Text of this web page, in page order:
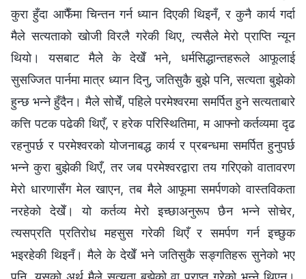
कुरा हुँदा आफैँमा चिन्तन गर्न ध्यान दिएकी थिइनँ, र कुनै कार्य गर्दा
मैले सत्यताको खोजी विरलै गरेकी थिए, त्यसैले मेरो प्राप्ति न्यून
थियो। यसबाट मैले के देखेँ भने, धर्मसिद्धान्तहरूले आफूलाई
सुसज्जित पार्नमा मात्र ध्यान दिनु, जतिसुकै बुझे पनि, सत्यता बुझेको
हुन्छ भन्‍ने हुँदैन। मैले सोचेँ, पहिले परमेश्‍वरमा समर्पित हुने सत्यताबारे
कत्ति पटक पढेकी थिएँ, र हरेक परिस्थितिमा, म आफ्नो कर्तव्यमा दृढ
रहनुपर्छ र परमेश्‍वरको योजनाबद्ध कार्य र प्रबन्धमा समर्पित हुनुपर्छ
भन्‍ने कुरा बुझेकी थिएँ, तर जब परमेश्‍वरद्वारा तय गरिएको वातावरण
मेरो धारणासँग मेल खाएन, तब मैले आफूमा समर्पणको वास्तविकता
नरहेको देखेँ। यो कर्तव्य मेरो इच्छाअनुरूप छैन भन्‍ने सोचेर,
त्यसप्रति प्रतिरोध महसुस गरेकी थिएँ र समर्पण गर्न इच्छुक
भइरहेकी थिइनँ। मैले के देखेँ भने जतिसुकै सङ्गतिहरू सुनेको भए